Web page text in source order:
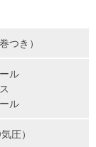
つき）
ル
ル
圧）